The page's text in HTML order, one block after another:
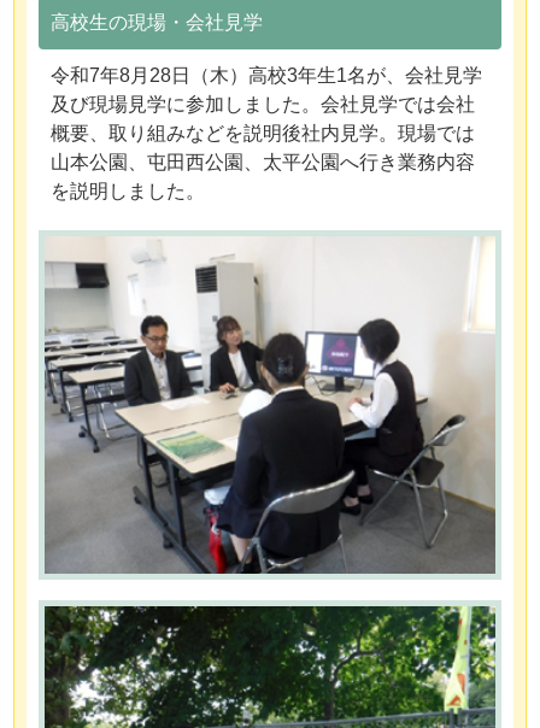
高校生の現場・会社見学
令和7年8月28日（木）高校3年生1名が、会社見学
及び現場見学に参加しました。会社見学では会社
概要、取り組みなどを説明後社内見学。現場では
山本公園、屯田西公園、太平公園へ行き業務内容
を説明しました。